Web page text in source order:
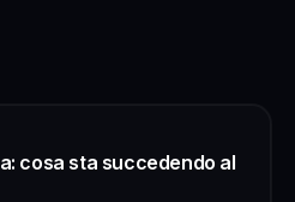
cosa sta succedendo al